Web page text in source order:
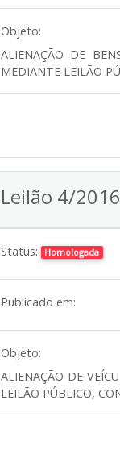
Objeto:
ALIENAÇÃO DE
MEDIANTE LEILÃO
Leilão 4/2016
Status: Homologada
Publicado em:
Objeto:
ALIENAÇÃO DE
LEILÃO PÚBLICO,